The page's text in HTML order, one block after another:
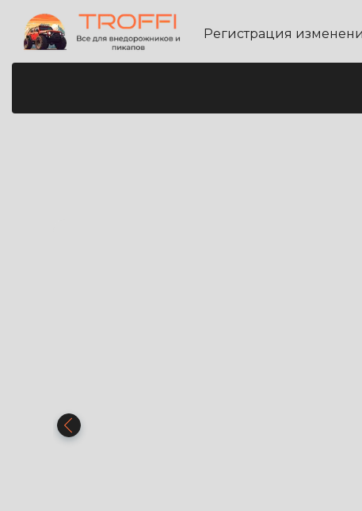
Регистрация